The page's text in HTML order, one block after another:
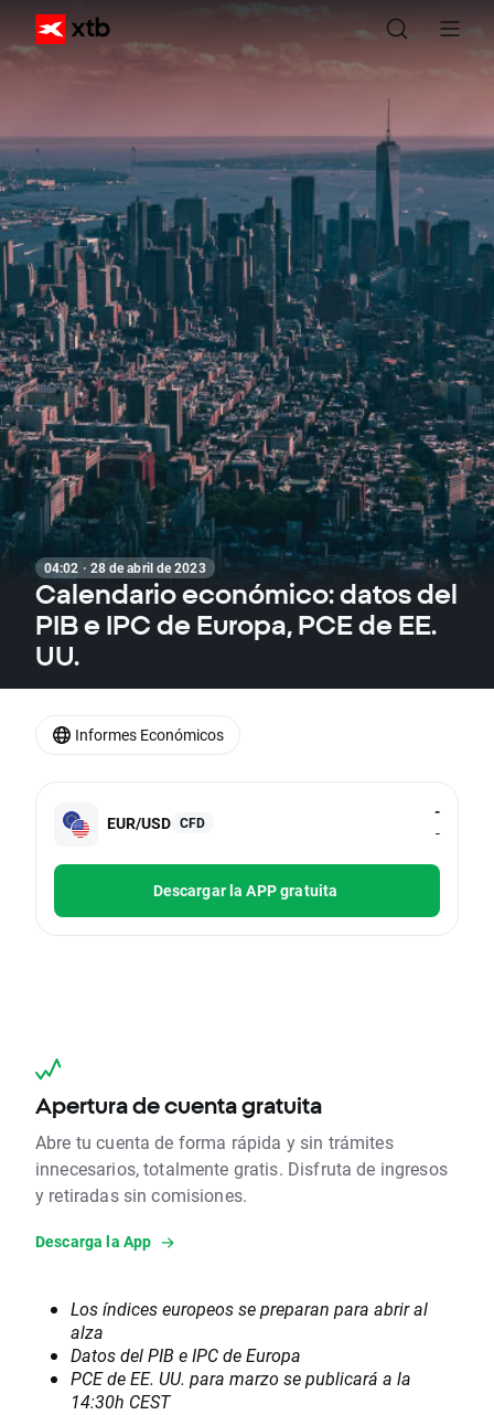
04:02 · 28 de abril de 2023
Calendario económico: datos del
PIB e IPC de Europa, PCE de EE.
UU.
EUR/USD CFD
-
-
Descargar la APP gratuita
Apertura de cuenta gratuita
Abre tu cuenta de forma rápida y sin trámites
innecesarios, totalmente gratis. Disfruta de ingresos
y retiradas sin comisiones.
Descarga la App
Los índices europeos se preparan para abrir al
alza
Datos del PIB e IPC de Europa
PCE de EE. UU. para marzo se publicará a la
14:30h CEST
Informes Económicos